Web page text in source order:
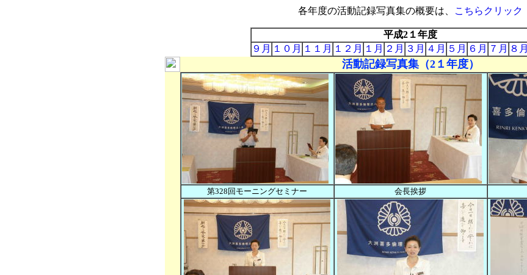
各年度の活動記録写真集の概要は、 こちらクリック
平成2１年度
９月 １０月 １１月 １２月 １月 ２月 ３月 ４月 ５月 ６月 ７月 ８月
活動記録写真集（2１年度）
第328回モーニングセミナー 会長挨拶